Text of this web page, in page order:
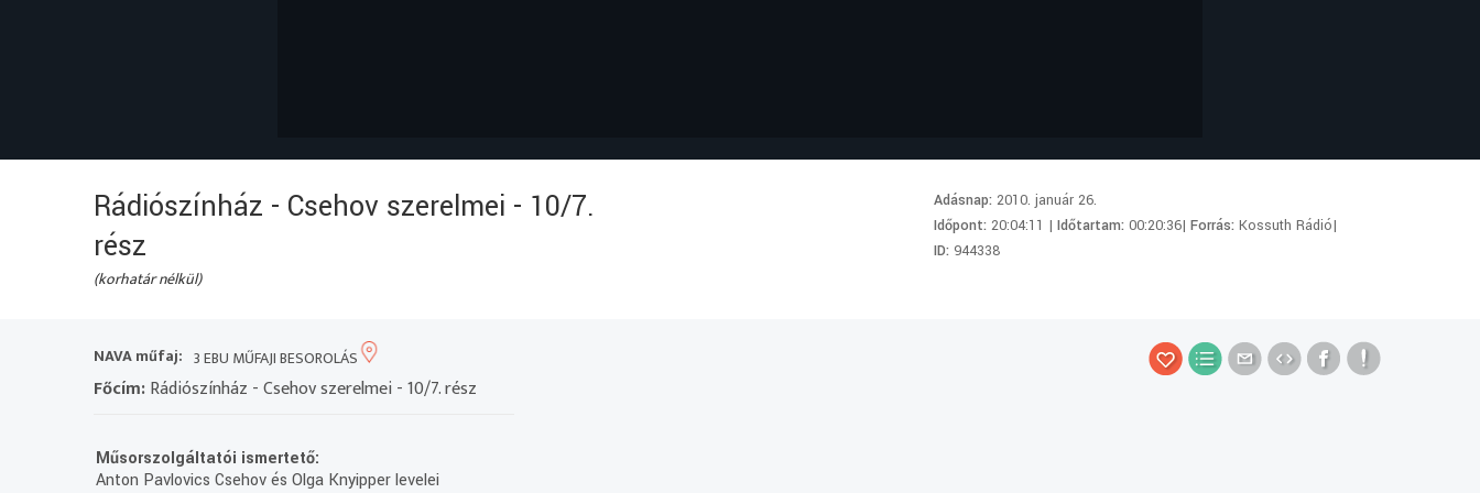
Rádiószínház - Csehov szerelmei - 10/7.
rész
(korhatár nélkül)
Adásnap:2010. január 26.
Időpont:20:04:11 |Időtartam:00:20:36|Forrás:Kossuth Rádió|
ID: 944338
NAVA műfaj: 3 EBU MŰFAJI BESOROLÁS
Főcím:Rádiószínház - Csehov szerelmei - 10/7. rész
Műsorszolgáltatói ismertető:
Anton Pavlovics Csehov és Olga Knyipper levelei